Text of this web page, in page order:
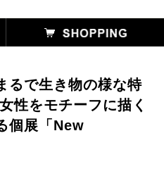
るで生き物の様な特
性をモチーフに描く
個展「New